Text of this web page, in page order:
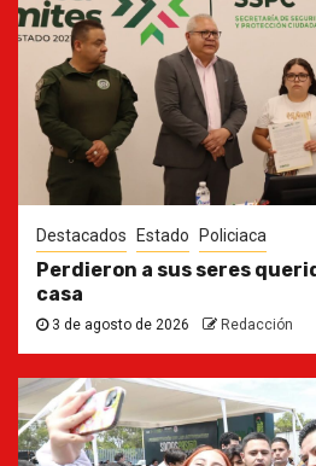
Destacados Estado Policiaca
Perdieron a sus seres
casa
3 de agosto de 2026 Redacción